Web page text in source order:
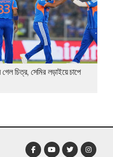
চিত্র, সেমির লড়াইয়ে চাপে